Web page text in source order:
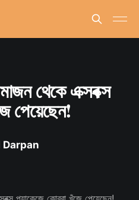
থেকে এক্সবক্স
পেয়েছেন!
Darpan